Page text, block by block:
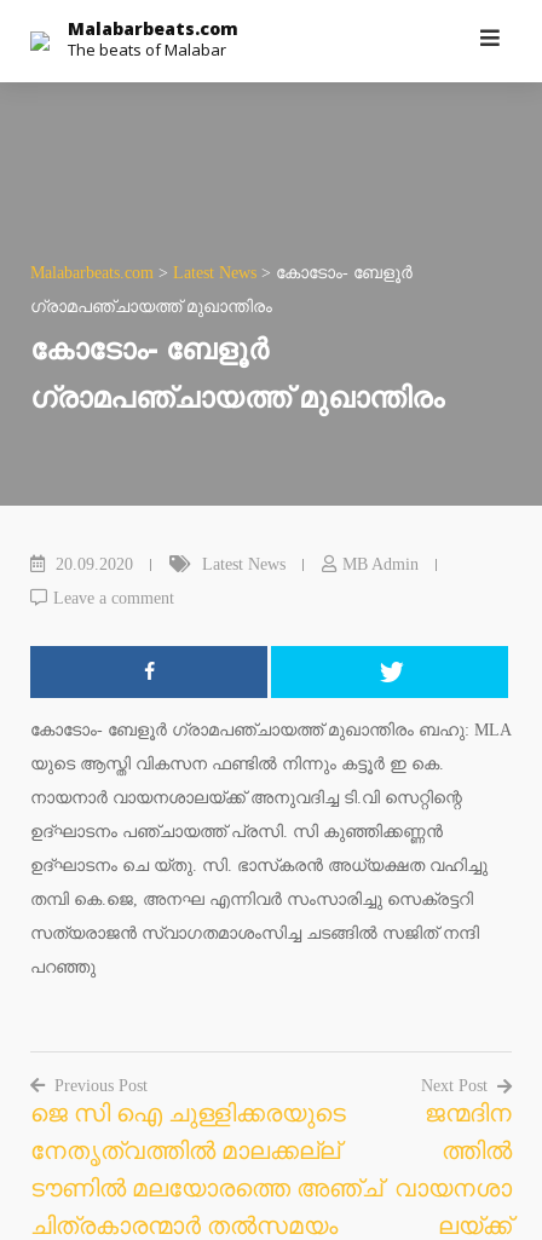
content
Malabarbeats.com
The beats of Malabar
Malabarbeats.com > Latest News > കോടോം- ബേളൂര്‍
ഗ്രാമപഞ്ചായത്ത് മുഖാന്തിരം
കോടോം- ബേളൂര്‍
ഗ്രാമപഞ്ചായത്ത് മുഖാന്തിരം
20.09.2020 Latest News
MB Admin
Leave a comment
കോടോം- ബേളൂര്‍ ഗ്രാമപഞ്ചായത്ത് മുഖാന്തിരം ബഹു: MLA
യുടെ ആസ്തി വികസന ഫണ്ടില്‍ നിന്നും കട്ടൂര്‍ ഇ കെ.
നായനാര്‍ വായനശാലയ്ക്ക് അനുവദിച്ച ടി.വി സെറ്റിന്റെ
ഉദ്ഘാടനം പഞ്ചായത്ത് പ്രസി. സി കുഞ്ഞിക്കണ്ണന്‍
ഉദ്ഘാടനം ചെ യ്തു. സി. ഭാസ്‌കരന്‍ അധ്യക്ഷത വഹിച്ചു
തമ്പി കെ.ജെ, അനഘ എന്നിവര്‍ സംസാരിച്ചു സെക്രട്ടറി
സത്യരാജന്‍ സ്വാഗതമാശംസിച്ച ചടങ്ങില്‍ സജിത് നന്ദി
പറഞ്ഞു
Post
navigation
Previous Post
ജെ സി ഐ ചുള്ളിക്കരയുടെ
നേതൃത്വത്തില്‍ മാലക്കല്ല്
ടൗണില്‍ മലയോരത്തെ അഞ്ച്
ചിത്രകാരന്മാര്‍ തല്‍സമയം
Next Post
ജന്മദിന
ത്തില്‍
വായനശാ
ലയ്ക്ക്